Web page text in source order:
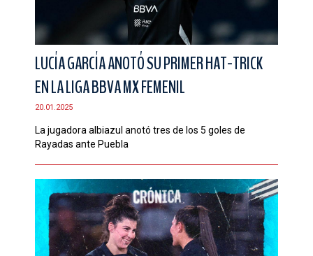
LUCÍA GARCÍA ANOTÓ SU PRIMER HAT-TRICK
EN LA LIGA BBVA MX FEMENIL
20.01.2025
La jugadora albiazul anotó tres de los 5 goles de
Rayadas ante Puebla